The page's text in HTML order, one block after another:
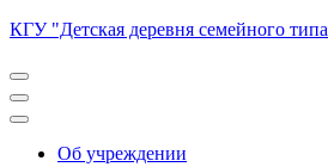
Перейти
содержимому
(нажмите
Enter)
КГУ "Детская деревня семейного
Об учреждении